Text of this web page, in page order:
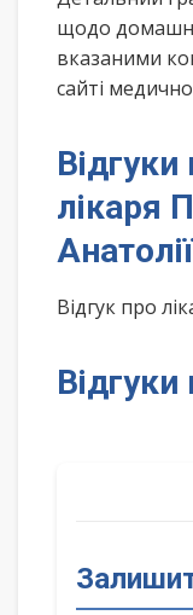
щодо
вказаними
сайті
Відгуки
лікаря
Відгук про
Відгуки